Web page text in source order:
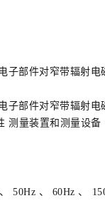
部件对窄带辐射电
部件对窄带辐射电
量装置和测量设备
、 60Hz 、